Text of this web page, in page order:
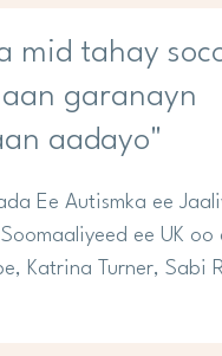
mid tahay
garanayn
aadayo"
Ee Autismka ee
ee UK oo
Katrina Turner, Sabi